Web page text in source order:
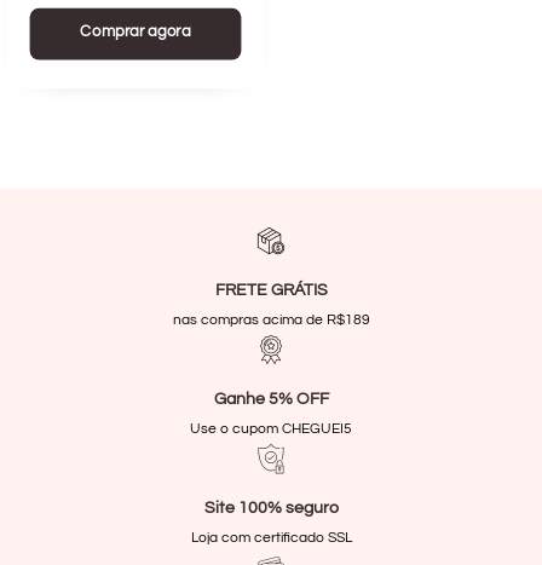
Comprar agora
FRETE GRÁTIS
nas compras acima de R$189
Ganhe 5% OFF
Use o cupom CHEGUEI5
Site 100% seguro
Loja com certificado SSL